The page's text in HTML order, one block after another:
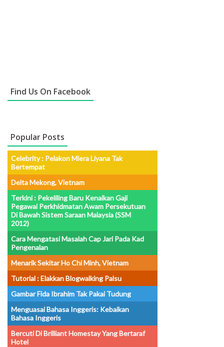
Find Us On Facebook
Popular Posts
Celebrity : Pelakon Miera Liyana Tak
Bertempat
Delta Mekong, Vietnam
Terkini : Pekeliling Baru Kenaikan Gaji
Pegawai Perkhidmatan Awam Persekutuan
Di Bawah Sistem Saraan Malaysia (SSM
2012)
Cara Mengatasi Masalah Cap Jari Pada Kad
Pengenalan
Menarik Sekitar Ho Chi Minh, Vietnam
Tutorial : Elakkan Blogwalking Palsu
Gambar Fida Ibrahim Tak Pakai Tudung
Menguasai Bahasa Inggeris: Kebaikan
Bahasa Inggeris
Bercuti Di Brilliant Homestay Yang Bertaraf
Hotel